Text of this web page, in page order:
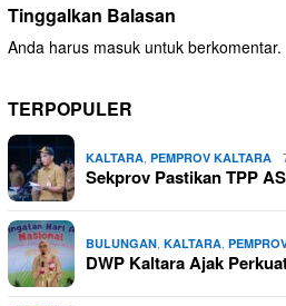
Tinggalkan Balasan
Anda harus masuk untuk berkomentar.
TERPOPULER
KALTARA, PEMPROV KALTARA
Sekprov Pastikan TPP
BULUNGAN, KALTARA,
DWP Kaltara Ajak